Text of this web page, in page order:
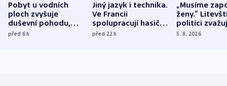
Pobyt u vodních
ploch zvyšuje
duševní pohodu,
ukázala
před 6h
Jiný jazyk i technika.
Ve Francii
spolupracují hasiči z
různých zemí
před 22h
„Musíme
ženy.“
politici
dohodu o
5. 8. 2026